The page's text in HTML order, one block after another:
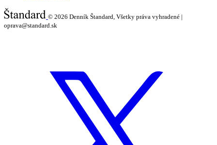
© 2026 Denník Štandard, Všetky práva vyhradené |
oprava@standard.sk